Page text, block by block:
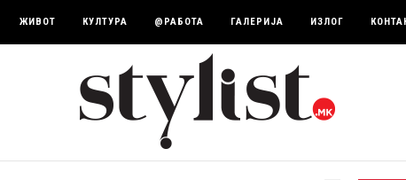
ЖИВОТ КУЛТУРА @РАБОТА ГАЛЕРИЈА ИЗЛОГ